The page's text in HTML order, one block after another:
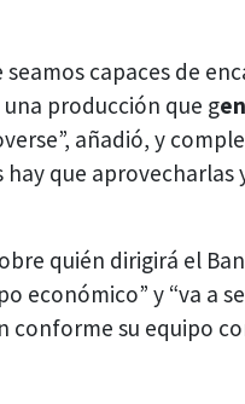
capaces de
producción que g
añadió, y
que aprovecharlas
quién dirigirá el
económico” y “va a
conforme su equipo